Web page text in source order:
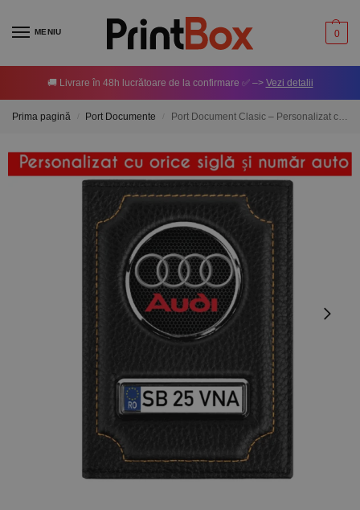
MENIU 0
🚚 Livrare în 48h lucrătoare de la confirmare ✅ –> Vezi detalii
Prima pagină Port Documente Port Document Clasic – Personalizat cu orice siglă și număr auto